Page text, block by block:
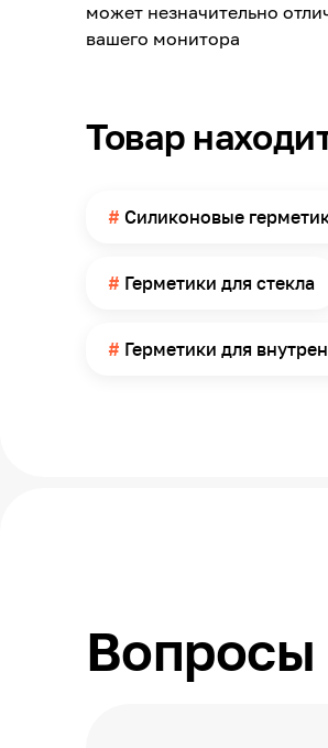
Поверхность применения
Цвет заявленный
Номер цвета
Температура нанесения
Метод нанесения
может незначительно
вашего монитора
Товар
Силиконовые
Герметики для стекла
Герметики для
Вопросы